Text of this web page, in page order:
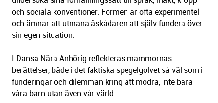
och sociala konventioner. Formen är ofta experimentell
och ämnar att utmana åskådaren att själv fundera över
sin egen situation.
I Dansa Nära Anhörig reflekteras mammornas
berättelser, både i det faktiska spegelgolvet så väl som i
funderingar och dilemman kring att mödra, inte bara
våra barn utan även vår värld.